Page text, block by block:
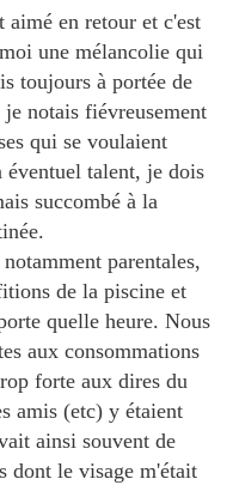
aimé en retour et c'est
une mélancolie qui
toujours à portée de
notais fiévreusement
qui se voulaient
éventuel talent, je dois
succombé à la
parentales,
de la piscine et
quelle heure. Nous
aux consommations
forte aux dires du
amis (etc) y étaient
ainsi souvent de
dont le visage m'était